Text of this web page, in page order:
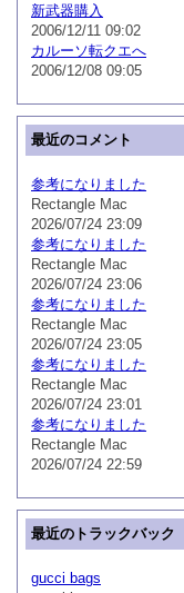
新武器購入
2006/12/11 09:02
カルーソ転クエへ
2006/12/08 09:05
最近のコメント
参考になりました
Rectangle Mac
2026/07/24 23:09
参考になりました
Rectangle Mac
2026/07/24 23:06
参考になりました
Rectangle Mac
2026/07/24 23:05
参考になりました
Rectangle Mac
2026/07/24 23:01
参考になりました
Rectangle Mac
2026/07/24 22:59
最近のトラックバック
gucci bags